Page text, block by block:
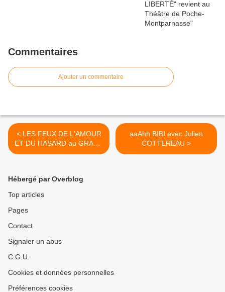
Commentaires
Ajouter un commentaire
< LES FEUX DE L'AMOUR
ET DU HASARD au GRAND
POINT-VIRGULE
aaAhh BIBI avec Julien
COTTEREAU >
Hébergé par Overblog
Top articles
Pages
Contact
Signaler un abus
C.G.U.
Cookies et données personnelles
Préférences cookies